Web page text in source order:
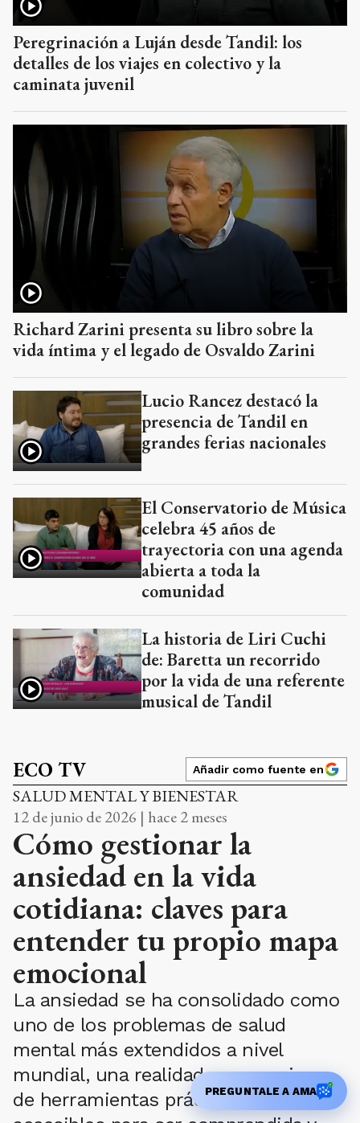
Peregrinación a Luján desde Tandil: los
detalles de los viajes en colectivo y la
caminata juvenil
Richard Zarini presenta su libro sobre la
vida íntima y el legado de Osvaldo Zarini
Lucio Rancez destacó la
presencia de Tandil en
grandes ferias nacionales
El Conservatorio de Música
celebra 45 años de
trayectoria con una agenda
abierta a toda la
comunidad
La historia de Liri Cuchi
de: Baretta un recorrido
por la vida de una referente
musical de Tandil
ECO TV Añadir como fuente en
SALUD MENTAL Y BIENESTAR
12 de junio de 2026 | hace 2 meses
Cómo gestionar la
ansiedad en la vida
cotidiana: claves para
entender tu propio mapa
emocional
La ansiedad se ha consolidado como
uno de los problemas de salud
mental más extendidos a nivel
mundial, una realidad que requiere
de herramientas prácticas yPREGUNTALE A AMA